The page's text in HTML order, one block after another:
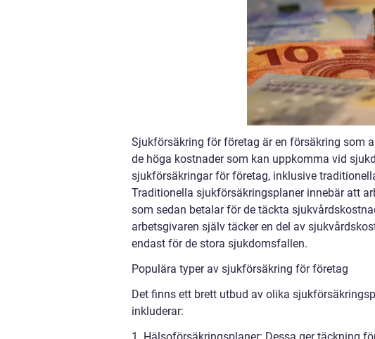
Sjukförsäkring för företag är en försäkring som
de höga kostnader som kan uppkomma vid
sjukförsäkringar för företag, inklusive
Traditionella sjukförsäkringsplaner innebär att
som sedan betalar för de täckta
arbetsgivaren själv täcker en del av
endast för de stora sjukdomsfallen.
Populära typer av sjukförsäkring för företag
Det finns ett brett utbud av olika
inkluderar: